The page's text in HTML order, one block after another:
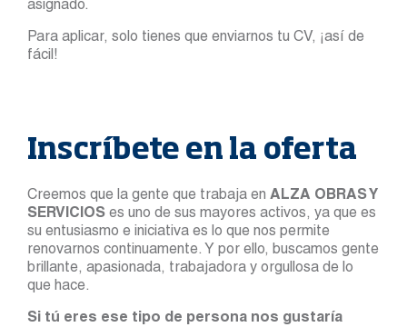
asignado.
Para aplicar, solo tienes que enviarnos tu CV, ¡así de
fácil!
Inscríbete en la oferta
Creemos que la gente que trabaja en ALZA OBRAS Y
SERVICIOS es uno de sus mayores activos, ya que es
su entusiasmo e iniciativa es lo que nos permite
renovarnos continuamente. Y por ello, buscamos gente
brillante, apasionada, trabajadora y orgullosa de lo
que hace.
Si tú eres ese tipo de persona nos gustaría